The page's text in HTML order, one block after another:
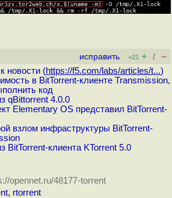
исправить +21 + / –
новости (https://f5.com/labs/articles/t...)
в BitTorrent-клиенте Transmission,
код
qBittorrent 4.0.0
Elementary OS представил BitTorrent-
взлом инфраструктуры BitTorrent-
BitTorrent-клиента KTorrent 5.0
opennet.ru/48177-torrent
, rtorrent